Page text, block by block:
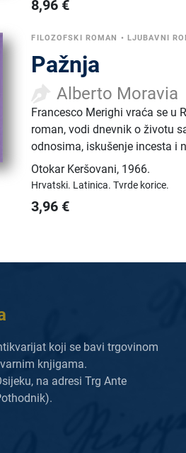
8,96 €
FILOZOFSKI ROMAN • LJUBAVNI
Pažnja
Alberto Moravia
Francesco Merighi vraća se u
roman, vodi dnevnik o životu
odnosima, iskušenje incesta i
Otokar Keršovani, 1966.
Hrvatski. Latinica.Tvrde korice.
3,96 €
koji se bavi trgovinom
knjigama.
na adresi Trg Ante